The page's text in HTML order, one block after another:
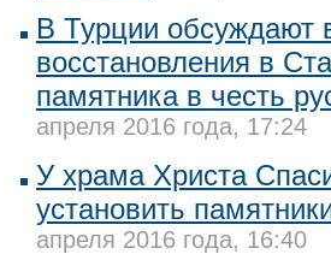
В Турции обсуждают
восстановления в
памятника в честь
апреля 2016 года, 17:24
У храма Христа
установить
апреля 2016 года, 16:40